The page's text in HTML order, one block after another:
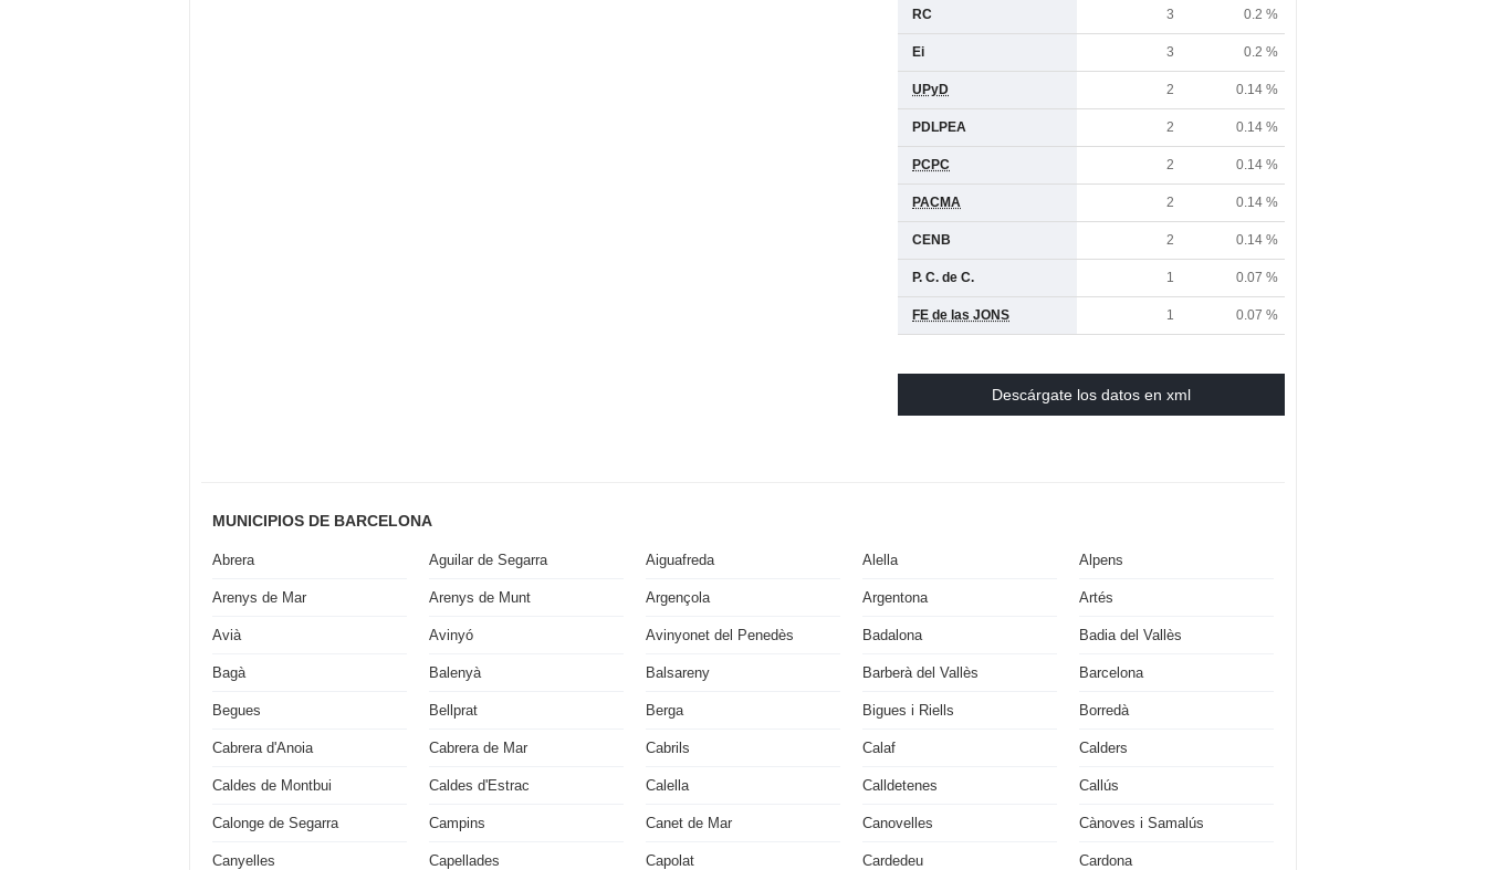
RC 3 0.2 %
Ei 3 0.2 %
UPyD 2 0.14 %
PDLPEA 2 0.14 %
PCPC 2 0.14 %
PACMA 2 0.14 %
CENB 2 0.14 %
P. C. de C. 1 0.07 %
FE de las JONS 1 0.07 %
Descárgate los datos en xml
MUNICIPIOS DE BARCELONA
Abrera Aguilar de Segarra Aiguafreda Alella Alpens
Arenys de Mar Arenys de Munt Argençola Argentona Artés
Avià Avinyó Avinyonet del Penedès Badalona Badia del Vallès
Bagà Balenyà Balsareny Barberà del Vallès Barcelona
Begues Bellprat Berga Bigues i Riells Borredà
Cabrera d'Anoia Cabrera de Mar Cabrils Calaf Calders
Caldes de Montbui Caldes d'Estrac Calella Calldetenes Callús
Calonge de Segarra Campins Canet de Mar Canovelles Cànoves i Samalús
Canyelles Capellades Capolat Cardedeu Cardona